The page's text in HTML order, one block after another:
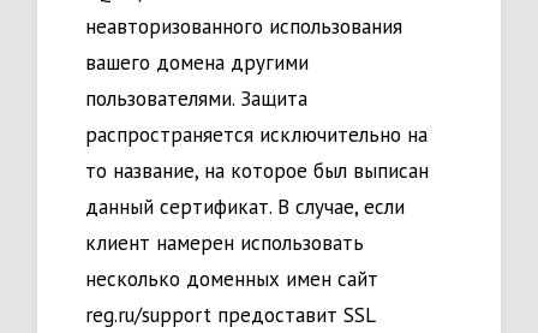
неавторизованного использования
вашего домена другими
пользователями. Защита
распространяется исключительно на
то название, на которое был выписан
данный сертификат. В случае, если
клиент намерен использовать
несколько доменных имен сайт
reg.ru/support предоставит SSL